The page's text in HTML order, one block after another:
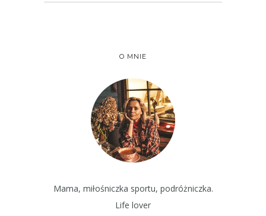
O MNIE
Mama, miłośniczka sportu, podróżniczka.
Life lover